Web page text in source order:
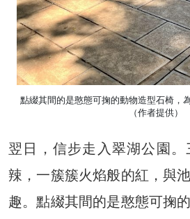
點綴其間的是憨態可掬的動物造型石椅，
（作者提供）
翌日，信步走入翠湖公園
辣，一簇簇火焰般的紅，與
趣。點綴其間的是憨態可掬